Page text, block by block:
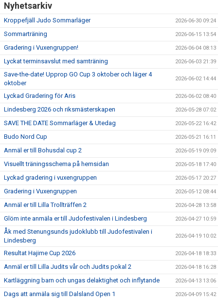
Nyhetsarkiv
Kroppefjäll Judo Sommarläger 2026-06-30 09:24
Sommarträning 2026-06-15 13:54
Gradering i Vuxengruppen! 2026-06-04 08:13
Lyckat terminsavslut med samträning 2026-06-03 21:39
Save-the-date! Upprop GO Cup 3 oktober och läger 4
oktober
2026-06-02 14:44
Lyckad Gradering för Aris 2026-06-02 08:40
Lindesberg 2026 och riksmästerskapen 2026-05-28 07:02
SAVE THE DATE Sommarläger & Utedag 2026-05-22 16:42
Budo Nord Cup 2026-05-21 16:11
Anmäl er till Bohusdal cup 2 2026-05-19 09:09
Visuellt träningsschema på hemsidan 2026-05-18 17:40
Lyckad gradering i vuxengruppen 2026-05-17 20:27
Gradering i Vuxengruppen 2026-05-12 08:44
Anmäl er till Lilla Trollträffen 2 2026-04-28 13:58
Glöm inte anmäla er till Judofestivalen i Lindesberg 2026-04-27 10:59
Åk med Stenungsunds judoklubb till Judofestivalen i
Lindesberg
2026-04-19 10:02
Resultat Hajime Cup 2026 2026-04-18 18:33
Anmäl er till Lilla Judits vår och Judits pokal 2 2026-04-18 16:28
Kartläggning barn och ungas delaktighet och inflytande 2026-04-13 13:06
Dags att anmäla sig till Dalsland Open 1 2026-04-09 15:42